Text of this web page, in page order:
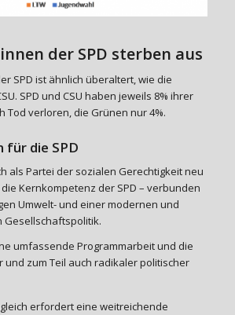
der SPD sterben aus
SPD ist ähnlich überaltert, wie die
SPD und CSU haben jeweils 8% ihrer
Tod verloren, die Grünen nur 4%.
für die SPD
als Partei der sozialen Gerechtigkeit neu
Kernkompetenz der SPD – verbunden
Umwelt- und einer modernen und
Gesellschaftspolitik.
umfassende Programmarbeit und die
und zum Teil auch radikaler politischer
erfordert eine weitreichende